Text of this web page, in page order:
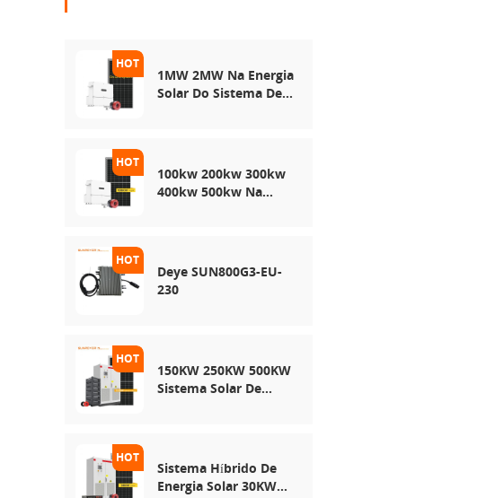
1MW 2MW Na Energia
Solar Do Sistema De
100kw 200kw 300kw
400kw 500kw Na
Deye SUN800G3-EU-
230
150KW 250KW 500KW
Sistema Solar De
Sistema Híbrido De
Energia Solar 30KW